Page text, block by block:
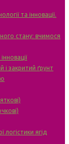
та інновації.
стану: вчимося
і закритий ґрунт
ягід